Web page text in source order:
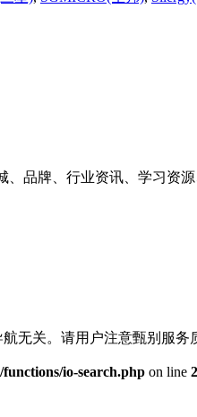
品牌、行业资讯、学习资
无关。请用户注意甄别服务
io-search.php on line